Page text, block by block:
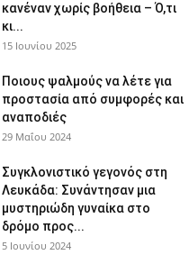
κανέναν χωρίς βοήθεια – Ό,τι
κι...
15 Ιουνίου 2025
Ποιους ψαλμούς να λέτε για
προστασία από συμφορές και
αναποδιές
29 Μαΐου 2024
Συγκλονιστικό γεγονός στη
Λευκάδα: Συνάντησαν μια
μυστηριώδη γυναίκα στο
δρόμο προς...
5 Ιουνίου 2024